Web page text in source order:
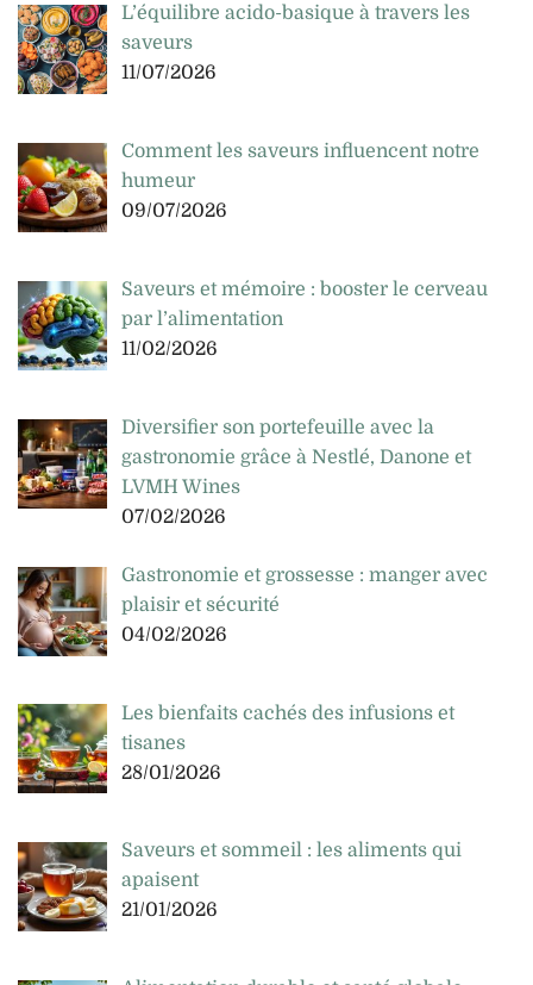
L’équilibre acido-basique à travers les
saveurs
11/07/2026
Comment les saveurs influencent notre
humeur
09/07/2026
Saveurs et mémoire : booster le cerveau
par l’alimentation
11/02/2026
Diversifier son portefeuille avec la
gastronomie grâce à Nestlé, Danone et
LVMH Wines
07/02/2026
Gastronomie et grossesse : manger avec
plaisir et sécurité
04/02/2026
Les bienfaits cachés des infusions et
tisanes
28/01/2026
Saveurs et sommeil : les aliments qui
apaisent
21/01/2026